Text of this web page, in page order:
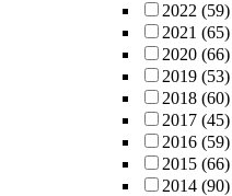
2022 (59)
2021 (65)
2020 (66)
2019 (53)
2018 (60)
2017 (45)
2016 (59)
2015 (66)
2014 (90)